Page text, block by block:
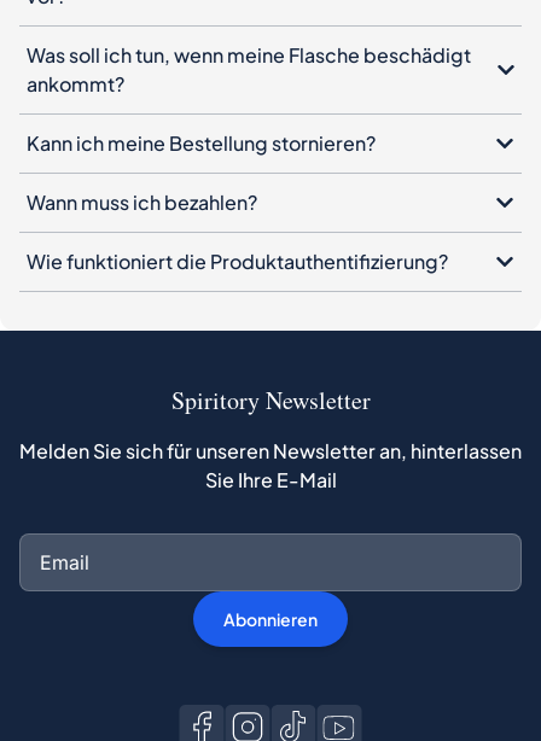
Was soll ich tun, wenn meine Flasche beschädigt
ankommt?
Kann ich meine Bestellung stornieren?
Wann muss ich bezahlen?
Wie funktioniert die Produktauthentifizierung?
Spiritory Newsletter
Melden Sie sich für unseren Newsletter an, hinterlassen
Sie Ihre E-Mail
Abonnieren